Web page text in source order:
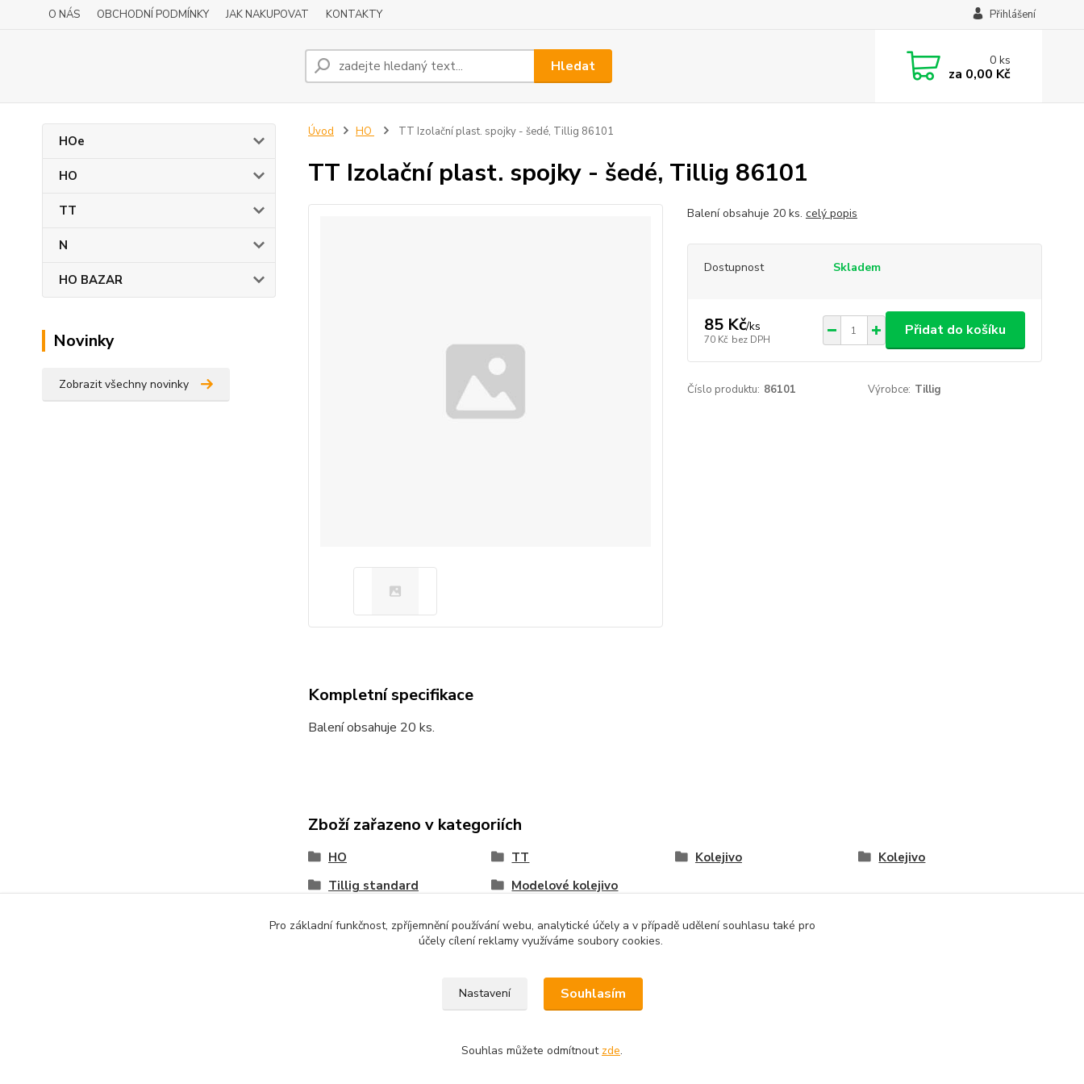
O NÁS OBCHODNÍ PODMÍNKY JAK NAKUPOVAT KONTAKTY Přihlášení
Hledat 0ks
za 0,00 Kč
HOe
HO
TT
N
HO BAZAR
Novinky
Zobrazit všechny novinky
Úvod HO TT Izolační plast. spojky - šedé, Tillig 86101
TT Izolační plast. spojky - šedé, Tillig 86101
Balení obsahuje 20 ks. celý popis
Dostupnost Skladem
85 Kč/ks
70 Kč bez DPH
Přidat do košíku
Číslo produktu: 86101 Výrobce: Tillig
Kompletní specifikace
Balení obsahuje 20 ks.
Zboží zařazeno v kategoriích
HO TT Kolejivo
Kolejivo
Tillig standard
Modelové kolejivo
Upravit sběr cookies.
Pro základní funkčnost, zpříjemnění používání webu, analytické účely a v případě udělení souhlasu také pro
účely cílení reklamy využíváme soubory cookies.
Nastavení Souhlasím
Souhlas můžete odmítnout zde.